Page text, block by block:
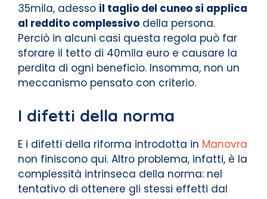
35mila, adesso il taglio del cuneo si applica
al reddito complessivo della persona.
Perciò in alcuni casi questa regola può far
sforare il tetto di 40mila euro e causare la
perdita di ogni beneficio. Insomma, non un
meccanismo pensato con criterio.
I difetti della norma
E i difetti della riforma introdotta in Manovra
non finiscono qui. Altro problema, infatti, è la
complessità intrinseca della norma: nel
tentativo di ottenere gli stessi effetti dal